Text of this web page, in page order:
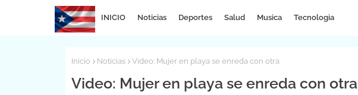
INICIO Noticias Deportes Salud Musica Tecnologia
Inicio Noticias Video: Mujer en playa se enreda con otra
Video: Mujer en playa se enreda con otra